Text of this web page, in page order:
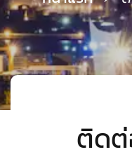
ติดต่